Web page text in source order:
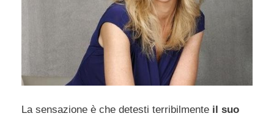
La sensazione è che detesti terribilmente il suo